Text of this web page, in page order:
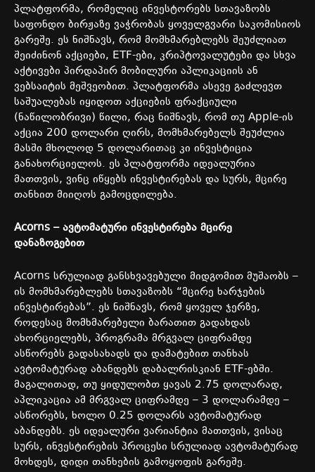
პლატფორმა, რომელიც ინვესტორებს სთავაზობს
საფონდო ბირჟაზე ვაჭრობას ყოველგვარი საკომისიოს
გარეშე. ეს ნიშნავს, რომ მომხმარებლებს შეუძლიათ
შეიძინონ აქციები, ETF-ები, კრიპტოვალუტები და სხვა
აქტივები პირდაპირ მობილური აპლიკაციის ან
ვებსაიტის მეშვეობით. პლატფორმა ასევე გაძლევთ
საშუალებას იყიდოთ აქციების ფრაქციული
(ნაწილობრივი) წილი, რაც ნიშნავს, რომ თუ Apple-ის
აქცია 200 დოლარი ღირს, მომხმარებელს შეუძლია
მასში მხოლოდ 5 დოლარითაც კი ინვესტიცია
განახორციელოს. ეს პლატფორმა იდეალურია
მათთვის, ვინც იწყებს ინვესტირებას და სურს, მცირე
თანხით მიიღოს გამოცდილება.
Acorns –ავტომატური ინვესტირება მცირე
დანაზოგებით
Acorns სრულიად განსხვავებული მიდგომით მუშაობს –
ის მომხმარებლებს სთავაზობს “მცირე ხარჯების
ინვესტირებას”. ეს ნიშნავს, რომ ყოველ ჯერზე,
როდესაც მომხმარებელი ბარათით გადახდას
ახორციელებს, პროგრამა მრგვალ ციფრამდე
ასწორებს გადასახადს და დამატებით თანხას
ავტომატურად აბანდებს დაბალრისკიან ETF-ებში.
მაგალითად, თუ ყიდულობთ ყავას 2.75 დოლარად,
აპლიკაცია ამ მრგვალ ციფრამდე – 3 დოლარამდე –
ასწორებს, ხოლო 0.25 დოლარს ავტომატურად
აბანდებს. ეს იდეალური ვარიანტია მათთვის, ვისაც
სურს, ინვესტირების პროცესი სრულიად ავტომატურად
მოხდეს, დიდი თანხების გამოყოფის გარეშე.